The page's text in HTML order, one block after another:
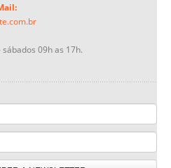
09h as 17h.